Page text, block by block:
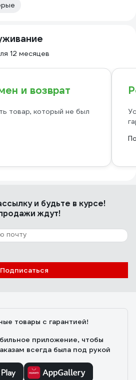
12 месяцев
и возврат
товар, который не был
и будьте в курсе!
ждут!
Подписаться
товары с гарантией!
приложение, чтобы
всегда была под рукой